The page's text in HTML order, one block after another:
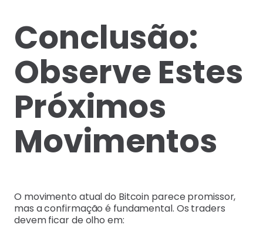
Conclusão:
Observe Estes
Próximos
Movimentos
O movimento atual do Bitcoin parece promissor,
mas a confirmação é fundamental. Os traders
devem ficar de olho em: